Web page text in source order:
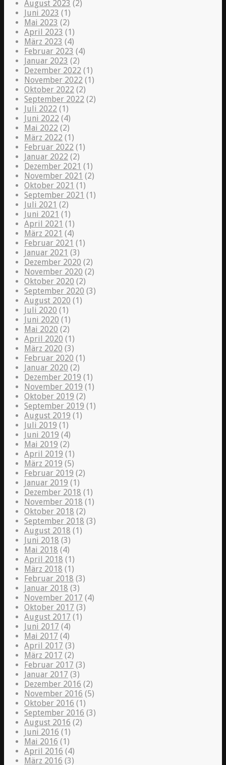
August 2023 (2)
Juni 2023 (1)
Mai 2023 (2)
April 2023 (1)
März 2023 (4)
Februar 2023 (4)
Januar 2023 (2)
Dezember 2022 (1)
November 2022 (1)
Oktober 2022 (2)
September 2022 (2)
Juli 2022 (1)
Juni 2022 (4)
Mai 2022 (2)
März 2022 (1)
Februar 2022 (1)
Januar 2022 (2)
Dezember 2021 (1)
November 2021 (2)
Oktober 2021 (1)
September 2021 (1)
Juli 2021 (2)
Juni 2021 (1)
April 2021 (1)
März 2021 (4)
Februar 2021 (1)
Januar 2021 (3)
Dezember 2020 (2)
November 2020 (2)
Oktober 2020 (2)
September 2020 (3)
August 2020 (1)
Juli 2020 (1)
Juni 2020 (1)
Mai 2020 (2)
April 2020 (1)
März 2020 (3)
Februar 2020 (1)
Januar 2020 (2)
Dezember 2019 (1)
November 2019 (1)
Oktober 2019 (2)
September 2019 (1)
August 2019 (1)
Juli 2019 (1)
Juni 2019 (4)
Mai 2019 (2)
April 2019 (1)
März 2019 (5)
Februar 2019 (2)
Januar 2019 (1)
Dezember 2018 (1)
November 2018 (1)
Oktober 2018 (2)
September 2018 (3)
August 2018 (1)
Juni 2018 (3)
Mai 2018 (4)
April 2018 (1)
März 2018 (1)
Februar 2018 (3)
Januar 2018 (3)
November 2017 (4)
Oktober 2017 (3)
August 2017 (1)
Juni 2017 (4)
Mai 2017 (4)
April 2017 (3)
März 2017 (2)
Februar 2017 (3)
Januar 2017 (3)
Dezember 2016 (2)
November 2016 (5)
Oktober 2016 (1)
September 2016 (3)
August 2016 (2)
Juni 2016 (1)
Mai 2016 (1)
April 2016 (4)
März 2016 (3)